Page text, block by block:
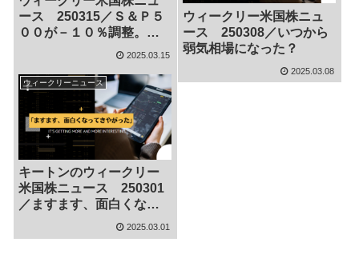
ース 250315／Ｓ＆Ｐ５
００が－１０％調整。と
いう節目がきた。
2025.03.15
ウィークリー米国株ニュ
ース 250308／いつから
弱気相場になった？
2025.03.08
ウィークリーニュース
キートンのウィークリー
米国株ニュース 250301
／ますます、面白くなっ
2025.03.01